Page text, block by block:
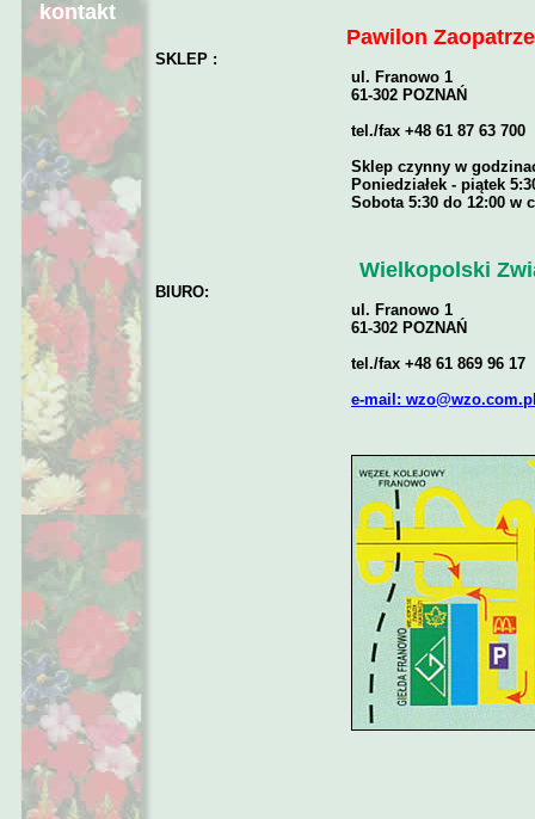
kontakt
Pawilon
SKLEP :
ul. Franowo 1
61-302 POZNAŃ
tel./fax +48 61 87 63 700
Sklep czynny w
Poniedziałek - piątek
Sobota 5:30 do 12:00 w
Wielkopolski
BIURO:
ul. Franowo 1
61-302 POZNAŃ
tel./fax +48 61 869 96 17
e-mail: